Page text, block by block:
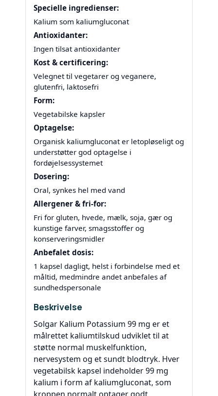
Specielle ingredienser:
Kalium som kaliumgluconat
Antioxidanter:
Ingen tilsat antioxidanter
Kost & certificering:
Velegnet til vegetarer og veganere,
glutenfri, laktosefri
Form:
Vegetabilske kapsler
Optagelse:
Organisk kaliumgluconat er letopløseligt og
understøtter god optagelse i
fordøjelsessystemet
Dosering:
Oral, synkes hel med vand
Allergener & fri-for:
Fri for gluten, hvede, mælk, soja, gær og
kunstige farver, smagsstoffer og
konserveringsmidler
Anbefalet dosis:
1 kapsel dagligt, helst i forbindelse med et
måltid, medmindre andet anbefales af
sundhedspersonale
Beskrivelse
Solgar Kalium Potassium 99 mg er et
målrettet kaliumtilskud udviklet til at
støtte normal muskelfunktion,
nervesystem og et sundt blodtryk. Hver
vegetabilsk kapsel indeholder 99 mg
kalium i form af kaliumgluconat, som
kroppen normalt optager godt.